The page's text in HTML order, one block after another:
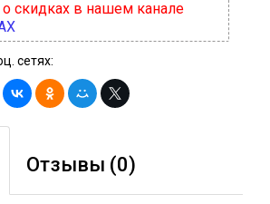
скидках в нашем канале
сетях:
Отзывы (0)